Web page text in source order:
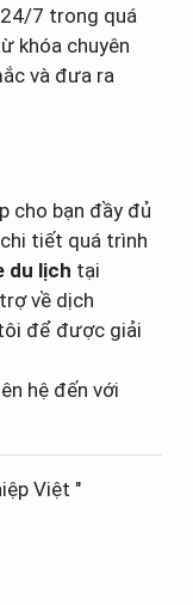
7 trong quá
khóa chuyên
và đưa ra
cho bạn đầy đủ
tiết quá trình
du lịch tại
về dịch
để được giải
hệ đến với
Việt "